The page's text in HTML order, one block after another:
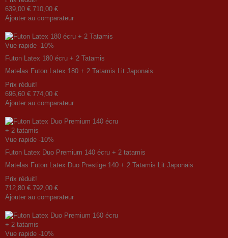
639,00 € 710,00 €
Ajouter au comparateur
Vue rapide -10%
Futon Latex 180 écru + 2 Tatamis
Matelas Futon Latex 180 + 2 Tatamis Lit Japonais
Prix ​​réduit!
696,60 € 774,00 €
Ajouter au comparateur
Vue rapide -10%
Futon Latex Duo Premium 140 écru + 2 tatamis
Matelas Futon Latex Duo Prestige 140 + 2 Tatamis Lit Japonais
Prix ​​réduit!
712,80 € 792,00 €
Ajouter au comparateur
Vue rapide -10%